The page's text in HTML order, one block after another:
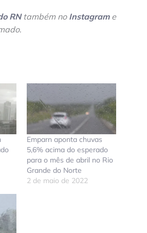
RNtambém no Instagrame
.
Emparn aponta chuvas
5,6% acima do esperado
para o mês de abril no Rio
Grande do Norte
2 de maio de 2022